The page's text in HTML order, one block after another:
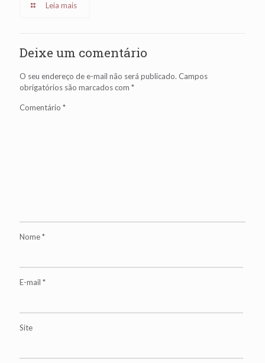
Leia mais
Deixe um comentário
O seu endereço de e-mail não será publicado. Campos
obrigatórios são marcados com *
Comentário *
Nome*
E-mail *
Site